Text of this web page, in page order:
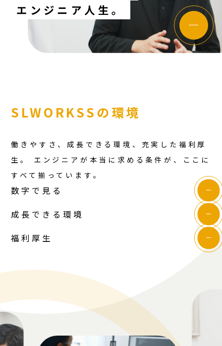
エンジニア人生。
SLWORKSSの環境
働きやすさ、成長できる環境、充実した福利厚
生。 エンジニアが本当に求める条件が、ここに
すべて揃っています。
数字で見る
成長できる環境
福利厚生